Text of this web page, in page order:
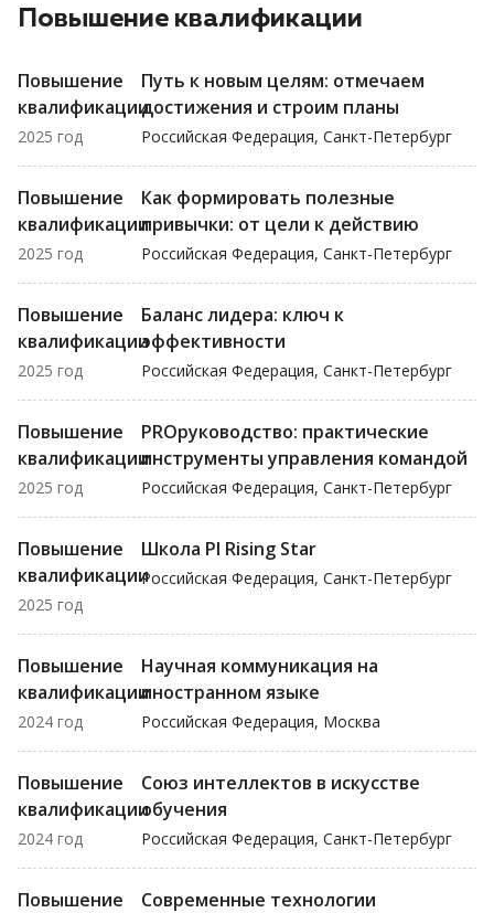
Повышение квалификации
Повышение
квалификации
2025 год
Путь к новым целям: отмечаем
достижения и строим планы
Российская Федерация, Санкт-Петербург
Повышение
квалификации
2025 год
Как формировать полезные
привычки: от цели к действию
Российская Федерация, Санкт-Петербург
Повышение
квалификации
2025 год
Баланс лидера: ключ к
эффективности
Российская Федерация, Санкт-Петербург
Повышение
квалификации
2025 год
PROруководство: практические
инструменты управления командой
Российская Федерация, Санкт-Петербург
Повышение
квалификации
2025 год
Школа PI Rising Star
Российская Федерация, Санкт-Петербург
Повышение
квалификации
2024 год
Научная коммуникация на
иностранном языке
Российская Федерация, Москва
Повышение
квалификации
2024 год
Союз интеллектов в искусстве
обучения
Российская Федерация, Санкт-Петербург
Повышение
Современные технологии